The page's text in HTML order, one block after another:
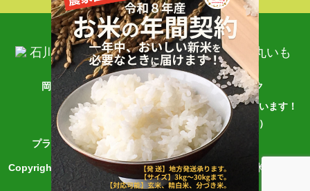
岡元農場ヤフー店
フェイスブック
アクセス
農業視察を受け入れています！
（石川県能美市）
プライバシーポリシー
お問合せ
Copyright © 2002-2026 石川県の農家直販・おいしいお米と加賀丸
いもなら岡元農場 All Rights Reserved.